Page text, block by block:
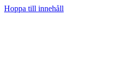
Hoppa till innehåll